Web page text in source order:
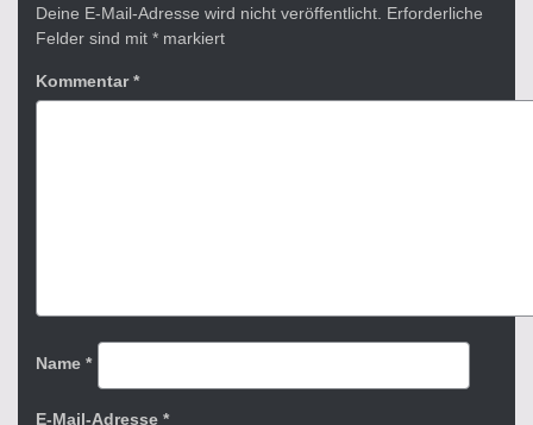
Deine E-Mail-Adresse wird nicht veröffentlicht. Erforderliche
Felder sind mit * markiert
Kommentar*
Name *
E-Mail-Adresse *